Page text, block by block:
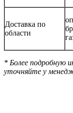
Доставка по
области
* Более подробную
уточняйте у